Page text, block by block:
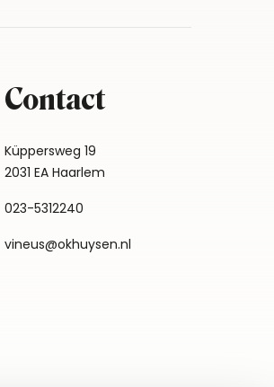
Contact
Küppersweg 19
2031 EA Haarlem
023-5312240
vineus@okhuysen.nl